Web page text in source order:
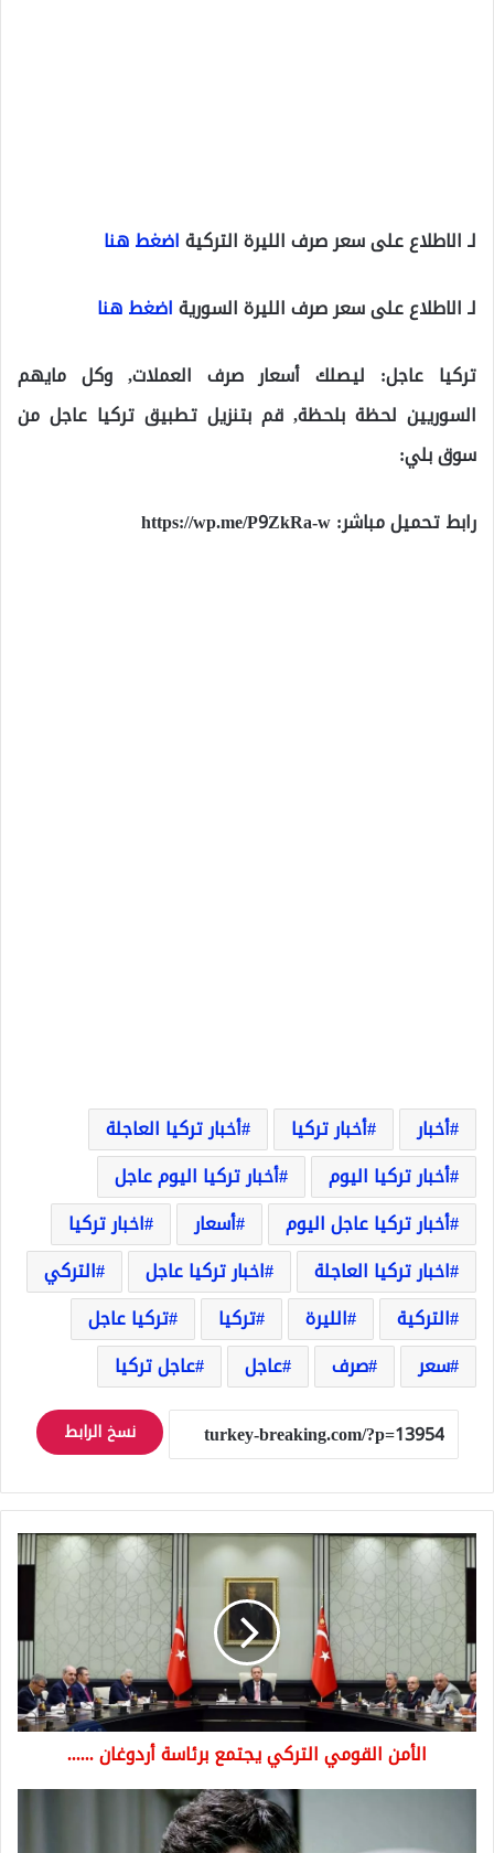
لـ الاطلاع على سعر صرف الليرة التركيةاضغط هنا
لـ الاطلاع على سعر صرف الليرة السوريةاضغط هنا
تركيا عاجل: ليصلك أسعار صرف العملات, وكل مايهم
السوريين لحظة بلحظة, قم بتنزيل تطبيق تركيا عاجل من
سوق بلي:
رابط تحميل مباشر:https://wp.me/P9ZkRa-w
أخبار أخبار تركيا
أخبار تركيا العاجلة
أخبار تركيا اليوم
أخبار تركيا اليوم عاجل
أخبار تركيا عاجل اليوم
أسعار
اخبار تركيا
اخبار تركيا العاجلة
اخبار تركيا عاجل
التركي
التركية
الليرة تركيا
تركيا عاجل
سعر
صرف عاجل عاجل تركيا
نسخ الرابط
الأمن
القومي
التركي
يجتمع
برئاسة
......
الأمن القومي التركي يجتمع برئاسة أردوغان ......